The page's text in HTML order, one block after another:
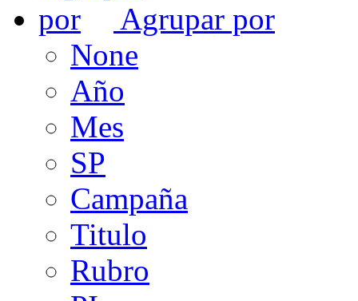
Agrupar por
None
Año
Mes
SP
Campaña
Titulo
Rubro